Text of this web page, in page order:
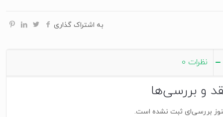
به اشتراک گذاری
نظرات 0
و بررسی‌ها
بررسی‌ای ثبت نشده است.